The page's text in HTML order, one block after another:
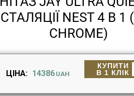
NEST 4 В
CHROME)
ЦІНА: 14386 UAH
КУПИТИ
В 1 КЛІК